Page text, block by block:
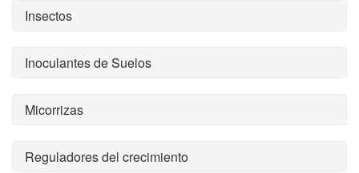
Insectos
Inoculantes de Suelos
Micorrizas
Reguladores del crecimiento